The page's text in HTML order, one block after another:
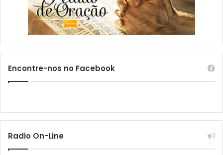
Encontre-nos no Facebook
Radio On-Line